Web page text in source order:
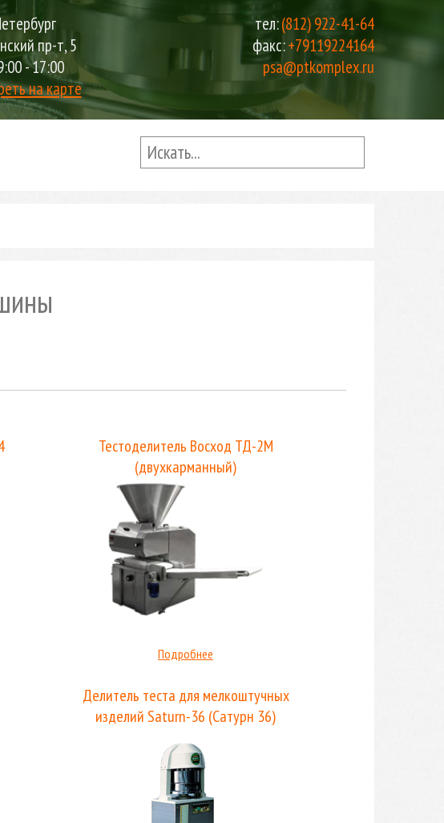
пр-т, 5
- 17:00
на карте
тел:(812) 922-41-64
факс:+79119224164
psa@ptkomplex.ru
Тестоделитель Восход ТД-2М
(двухкарманный)
Подробнее
Делитель теста для мелкоштучных
изделий Saturn-36 (Сатурн 36)